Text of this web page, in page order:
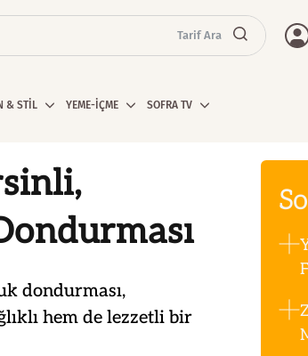
Tarif Ara
& STİL YEME-İÇME SOFRA TV
dondurması,
hem de lezzetli bir